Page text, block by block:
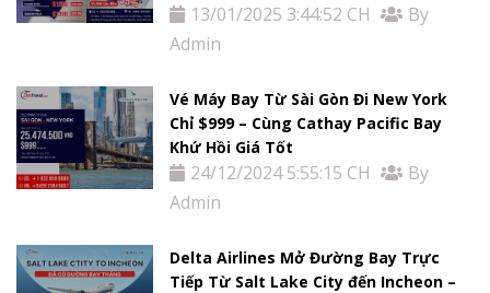
13/01/2025 3:44:52 CH
By
Admin
Vé Máy Bay Từ Sài Gòn Đi New York
Chỉ $999 – Cùng Cathay Pacific Bay
Khứ Hồi Giá Tốt
24/12/2024 5:55:15 CH
By
Admin
Delta Airlines Mở Đường Bay Trực
Tiếp Từ Salt Lake City đến Incheon –